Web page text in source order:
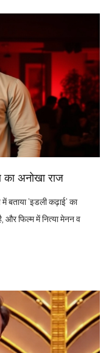
अनोखा राज
बताया 'इडली कढ़ाई' का
और फिल्म में नित्या मेनन व